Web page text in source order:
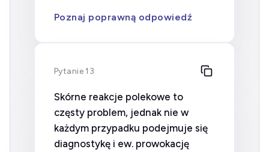
Poznaj poprawną odpowiedź
Pytanie 13
Skórne reakcje polekowe to
częsty problem, jednak nie w
każdym przypadku podejmuje się
diagnostykę i ew. prowokację